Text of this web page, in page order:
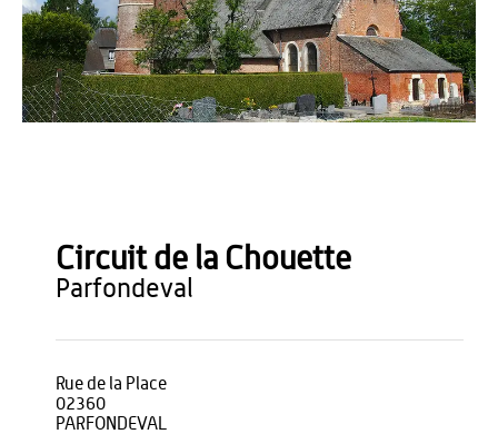
Circuit de la Chouette
parfondeval
Rue de la Place
02360
PARFONDEVAL